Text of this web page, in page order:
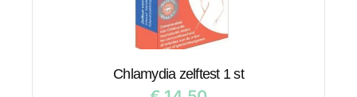
Chlamydia zelftest 1 st